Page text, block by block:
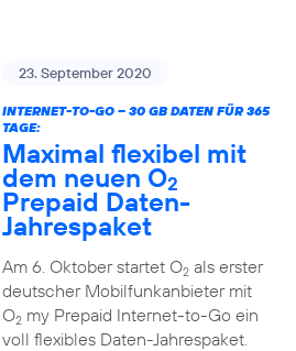
23. September 2020
INTERNET-TO-GO – 30 GB DATEN FÜR 365
TAGE:
Maximal flexibel mit
dem neuen O2
Prepaid Daten-
Jahrespaket
Am 6. Oktober startet O2als erster
deutscher Mobilfunkanbieter mit
O2my Prepaid Internet-to-Go ein
voll flexibles Daten-Jahrespaket.